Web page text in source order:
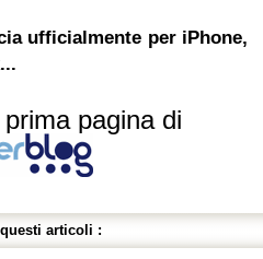
ufficialmente per iPhone,
pagina di
articoli :